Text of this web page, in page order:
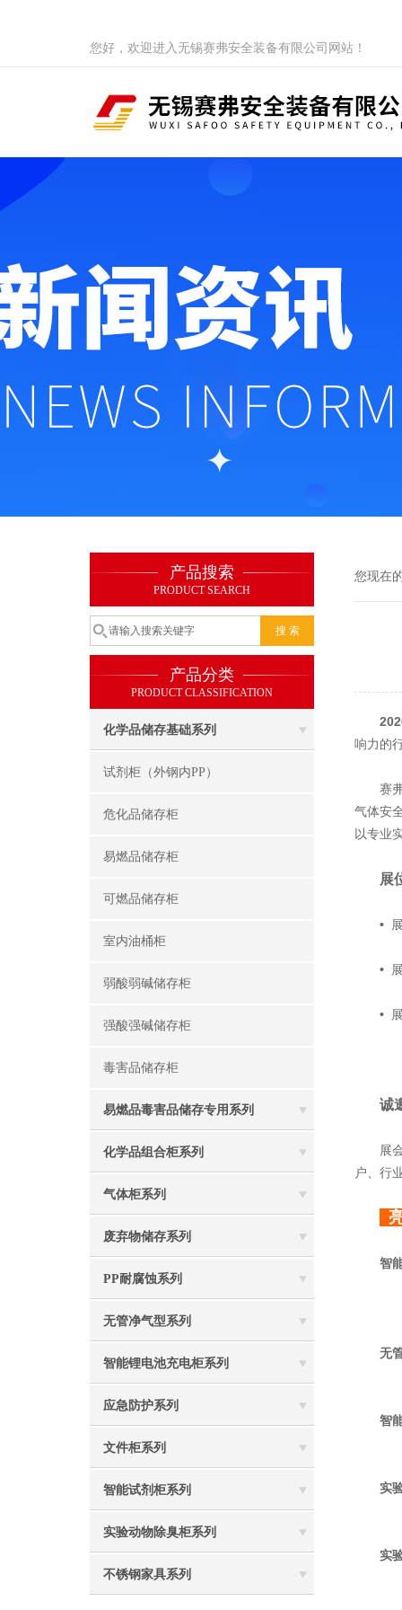
您好，欢迎进入无锡赛弗安全装备有限公司网站！
产品搜索
PRODUCT SEARCH
产品分类
PRODUCT CLASSIFICATION
化学品储存基础系列
试剂柜（外钢内PP）
危化品储存柜
易燃品储存柜
可燃品储存柜
室内油桶柜
弱酸弱碱储存柜
强酸强碱储存柜
毒害品储存柜
易燃品毒害品储存专用系列
化学品组合柜系列
气体柜系列
废弃物储存系列
PP耐腐蚀系列
无管净气型系列
智能锂电池充电柜系列
应急防护系列
文件柜系列
智能试剂柜系列
实验动物除臭柜系列
不锈钢家具系列
您现在
响力的
赛弗
气体安
以专业
展
•
•
•
诚
展会
户、行
智
无
智
实
实